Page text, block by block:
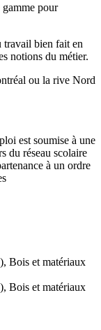
pour
travail bien fait en
notions du métier.
ou la rive Nord
est soumise à une
du réseau scolaire
à un ordre
Bois et matériaux
Bois et matériaux